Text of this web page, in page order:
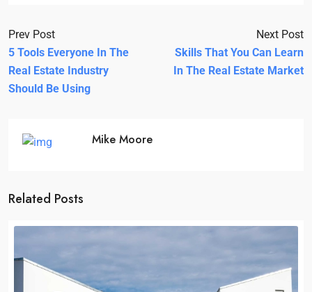
Prev Post
5 Tools Everyone In The
Real Estate Industry
Should Be Using
Next Post
Skills That You Can Learn
In The Real Estate Market
Mike Moore
Related Posts